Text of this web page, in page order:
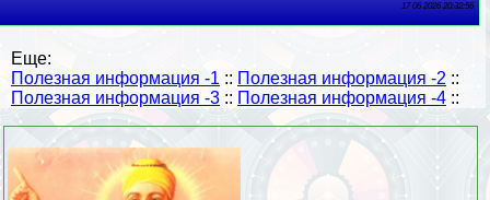
17 06 2026 20:32:56
Еще:
Полезная информация -1 :: Полезная информация -2 ::
Полезная информация -3 :: Полезная информация -4 ::